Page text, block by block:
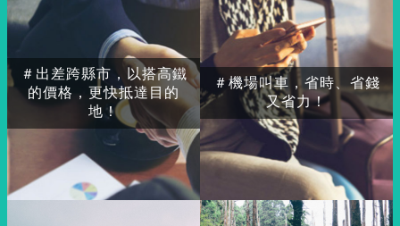
＃出差跨縣市，以搭高鐵
的價格，更快抵達目的
地！
＃機場叫車，省時、省錢
又省力！